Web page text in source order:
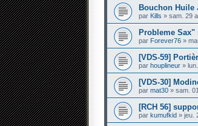
Bouchon Huile
par Kills » sam. 29
Probleme Sax"
par Forever76 »
[VDS-59]
par houplineur »
[VDS-30]
par mat30 » sam.
[RCH 56]
par kumufkid » jeu.